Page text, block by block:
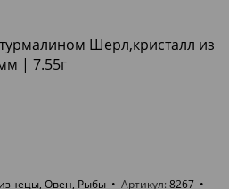
Шерл,кристалл из
| 7.55г
Овен, Рыбы Артикул 8267